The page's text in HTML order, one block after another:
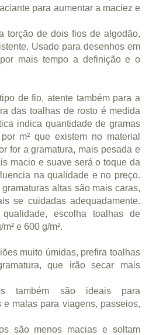
para aumentar a maciez e
torção de dois fios de algodão,
Usado para desenhos em
mais tempo a definição e o
de fio, atente também para a
das toalhas de rosto é medida
indica quantidade de gramas
m² que existem no material
for a gramatura, mais pesada e
macio e suave será o toque da
na qualidade e no preço.
altas são mais caras,
se cuidadas adequadamente.
escolha toalhas de
e 600 g/m².
muito úmidas, prefira toalhas
que irão secar mais
também são ideais para
e malas para viagens, passeios,
são menos macias e soltam